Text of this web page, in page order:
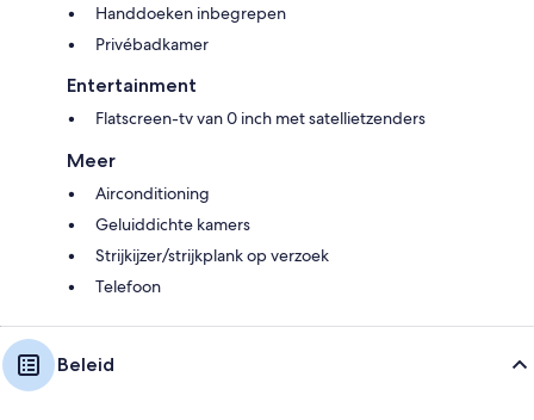
Handdoeken inbegrepen
Privébadkamer
Entertainment
Flatscreen-tv van 0 inch met satellietzenders
Meer
Airconditioning
Geluiddichte kamers
Strijkijzer/strijkplank op verzoek
Telefoon
Beleid